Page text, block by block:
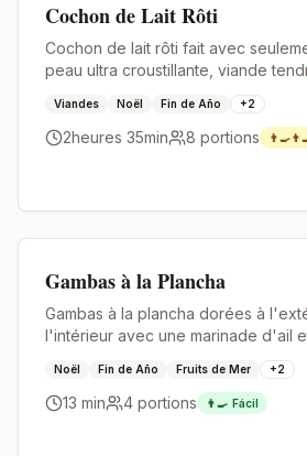
Cochon de Lait Rôti
Cochon de lait rôti fait avec
peau ultra croustillante, viande
Viandes Noël Fin de Año +2
2heures 35min 8 portions
Gambas à la Plancha
Gambas à la plancha dorées à
l'intérieur avec une marinade d'ail
Noël Fin de Año Fruits de Mer +2
13 min 4 portions 👨‍🍳 Fácil